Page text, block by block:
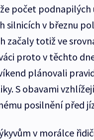
počet podnapilých
silnicích v březnu
začaly totiž ve
proto v těchto
plánovali
S obavami
posilnění před
v morálce